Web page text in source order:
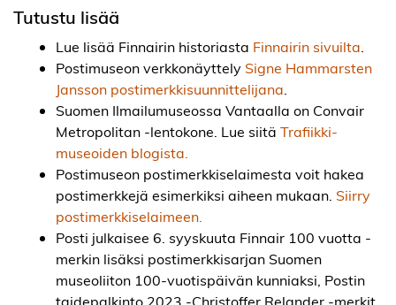
Tutustu lisää
Lue lisää Finnairin historiasta Finnairin sivuilta
Postimuseon verkkonäyttely Signe Hammarsten
Jansson postimerkkisuunnittelijana
Suomen Ilmailumuseossa Vantaalla on Convair
Metropolitan -lentokone. Lue siitä Trafiikki-
museoiden blogista.
Postimuseon postimerkkiselaimesta voit hakea
postimerkkejä esimerkiksi aiheen mukaan. Siirry
postimerkkiselaimeen.
Posti julkaisee 6. syyskuuta Finnair 100 vuotta -
merkin lisäksi postimerkkisarjan Suomen
museoliiton 100-vuotispäivän kunniaksi, Postin
taidepalkinto 2023 -Christoffer Relander -merkit